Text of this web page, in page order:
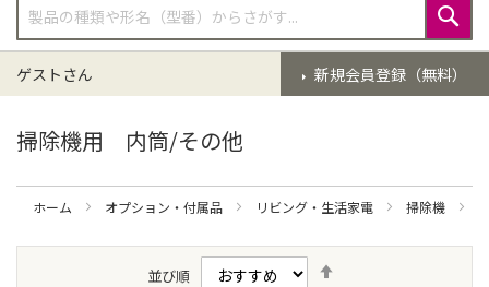
ツ
に
ス
キ
ッ
検
索
新規会員登録（無料）
ゲストさん
掃除機用 内筒/その他
ホーム オプション・付属品 リビング・生活家電 掃除機
並び順